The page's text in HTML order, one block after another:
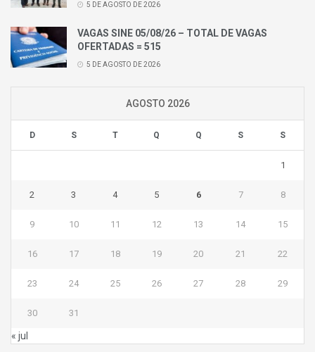
5 DE AGOSTO DE 2026
VAGAS SINE 05/08/26 – TOTAL DE VAGAS
OFERTADAS = 515
5 DE AGOSTO DE 2026
AGOSTO 2026
D S T Q Q S S
1
2 3 4 5 6 7 8
9 10 11 12 13 14 15
16 17 18 19 20 21 22
23 24 25 26 27 28 29
30 31
« jul